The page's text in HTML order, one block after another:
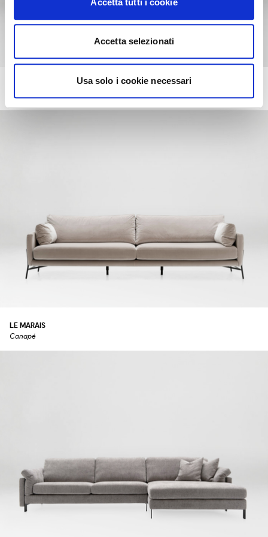
Accetta selezionati
Usa solo i cookie necessari
Canapé fixe ou modulable. Modules avec bibliothéque et dessus.
LE MARAIS
Canapé